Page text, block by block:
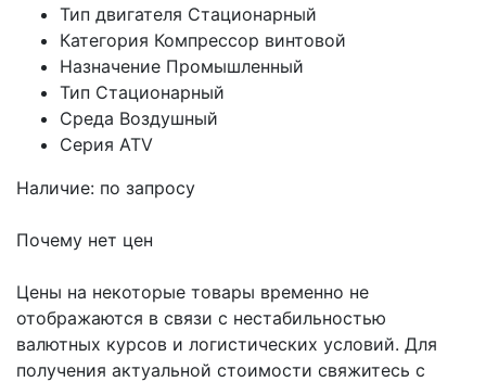
Тип двигателя Стационарный
Категория Компрессор винтовой
Назначение Промышленный
Тип Стационарный
Среда Воздушный
Серия ATV
Наличие: по запросу
Почему нет цен
Цены на некоторые товары временно не
отображаются в связи с нестабильностью
валютных курсов и логистических условий. Для
получения актуальной стоимости свяжитесь с